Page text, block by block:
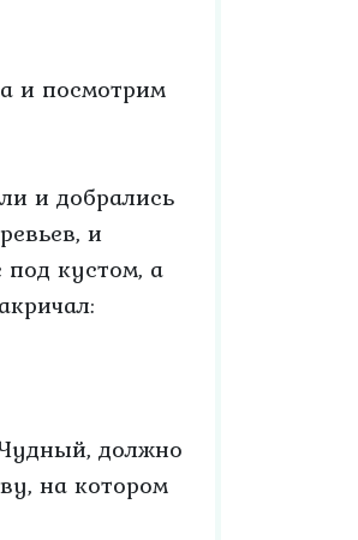
и посмотрим
и добрались
и
под кустом, а
должно
на котором